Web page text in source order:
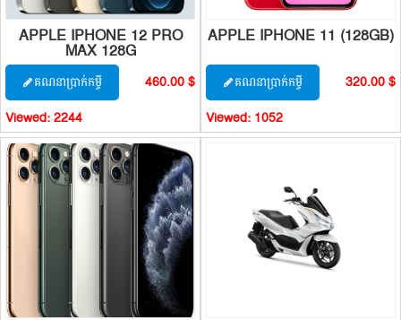
APPLE IPHONE 12 PRO
MAX 128G
គណនាប្រាក់កម្ចី
460.00 $
Viewed:2244
APPLE IPHONE 11 (128GB)
គណនាប្រាក់កម្ចី
320.00 $
Viewed:1052